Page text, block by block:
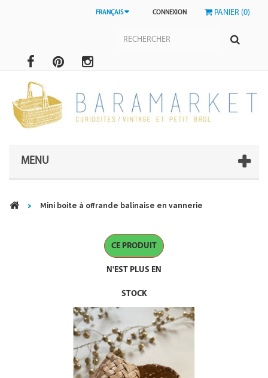
PANIER (0)
CONNEXION
FRANÇAIS
MENU
> Mini boite à offrande balinaise en vannerie
CE PRODUIT
N'EST PLUS EN
STOCK